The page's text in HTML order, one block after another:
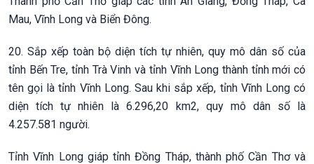
Mau, Vĩnh Long và Biển Đông.
20. Sắp xếp toàn bộ diện tích tự nhiên, quy mô dân số của
tỉnh Bến Tre, tỉnh Trà Vinh và tỉnh Vĩnh Long thành tỉnh mới có
tên gọi là tỉnh Vĩnh Long. Sau khi sắp xếp, tỉnh Vĩnh Long có
diện tích tự nhiên là 6.296,20 km2, quy mô dân số là
4.257.581 người.
Tỉnh Vĩnh Long giáp tỉnh Đồng Tháp, thành phố Cần Thơ và